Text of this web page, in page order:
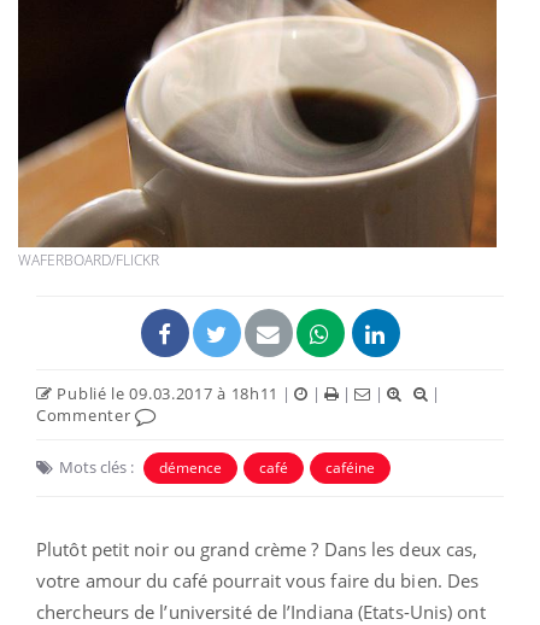
WAFERBOARD/FLICKR
Publié le 09.03.2017 à 18h11 | | | |
|
Commenter
Mots clés : démence café caféine
Plutôt petit noir ou grand crème ? Dans les deux cas,
votre amour du café pourrait vous faire du bien. Des
chercheurs de l’université de l’Indiana (Etats-Unis) ont